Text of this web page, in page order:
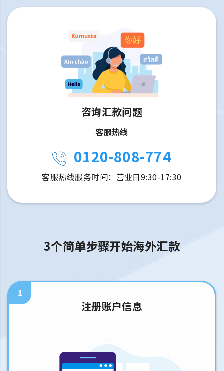
咨询汇款问题
客服热线
0120-808-774
客服热线服务时间：营业日9:30-17:30
3个简单步骤开始海外汇款
1
注册账户信息